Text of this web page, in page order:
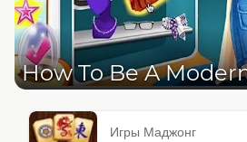
How To Be A
Игры Маджонг